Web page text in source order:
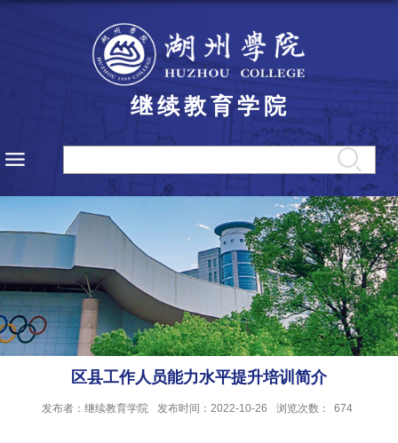
继续教育学院
区县工作人员能力水平提升培训简介
发布者：继续教育学院 发布时间：2022-10-26 浏览次数： 674